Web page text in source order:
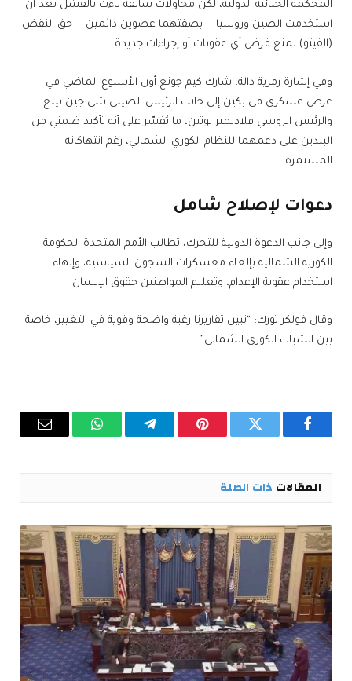
المحكمة الجنائية الدولية، لكن محاولات سابقة باءت بالفشل بعد أن
استخدمت الصين وروسيا — بصفتهما عضوين دائمين — حق النقض
(الفيتو) لمنع فرض أي عقوبات أو إجراءات جديدة.
وفي إشارة رمزية دالة، شارك كيم جونغ أون الأسبوع الماضي في
عرض عسكري في بكين إلى جانب الرئيس الصيني شي جين بينغ
والرئيس الروسي فلاديمير بوتين، ما يُفسّر على أنه تأكيد ضمني من
البلدين على دعمهما للنظام الكوري الشمالي، رغم انتهاكاته
المستمرة.
دعوات لإصلاح شامل
وإلى جانب الدعوة الدولية للتحرك، تطالب الأمم المتحدة الحكومة
الكورية الشمالية بإلغاء معسكرات السجون السياسية، وإنهاء
استخدام عقوبة الإعدام، وتعليم المواطنين حقوق الإنسان.
وقال فولكر تورك: “تبين تقاريرنا رغبة واضحة وقوية في التغيير، خاصة
بين الشباب الكوري الشمالي”.
فيسبوك تويتر بينتيريستتيلقرام واتساب البريد
المقالات ذات الصلة